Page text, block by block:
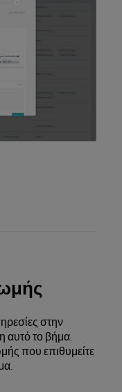
στην
αυτό το βήμα.
που επιθυμείτε